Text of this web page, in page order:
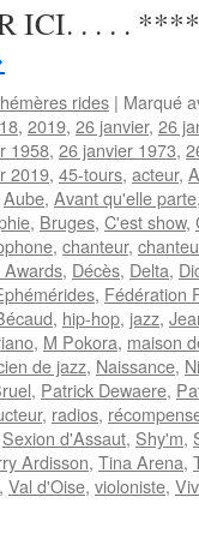
ICI. . . . .
rides | Marqué
, 2019, 26 janvier, 26
1958, 26 janvier 1973,
2019, 45-tours, acteur,
Aube, Avant qu'elle parte,
, Bruges, C'est show,
, chanteur,
, Décès, Delta,
, Fédération
, hip-hop, jazz,
, M Pokora, maison
de jazz, Naissance,
, Patrick Dewaere,
, radios,
Sexion d'Assaut, Shy'm,
Ardisson, Tina Arena,
, Val d'Oise, violoniste,